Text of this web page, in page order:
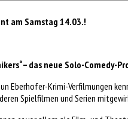
am Samstag 14.03.!
– das neue Solo-Comedy-
Eberhofer-Krimi-Verfilmungen
Spielfilmen und Serien